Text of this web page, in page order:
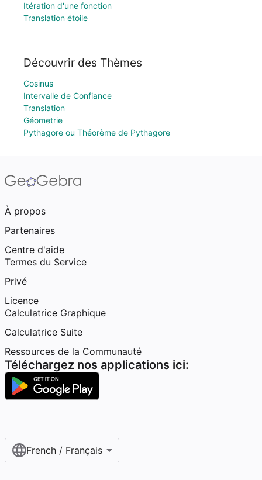
Itération d'une fonction
Translation étoile
Découvrir des Thèmes
Cosinus
Intervalle de Confiance
Translation
Géometrie
Pythagore ou Théorème de Pythagore
À propos
Partenaires
Centre d'aide
Termes du Service
Privé
Licence
Calculatrice Graphique
Calculatrice Suite
Ressources de la Communauté
Téléchargez nos applications ici:
French / Français‎